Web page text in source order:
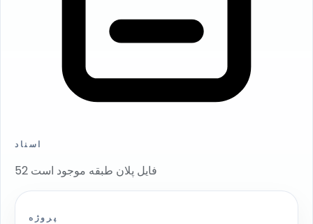
اسناد
52 فایل پلان طبقه موجود است
پروژه